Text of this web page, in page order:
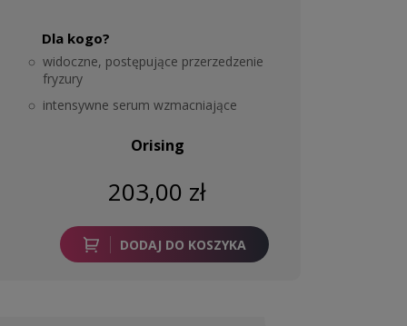
Dla kogo?
widoczne, postępujące przerzedzenie
fryzury
intensywne serum wzmacniające
Orising
203,00 zł
DODAJ DO KOSZYKA